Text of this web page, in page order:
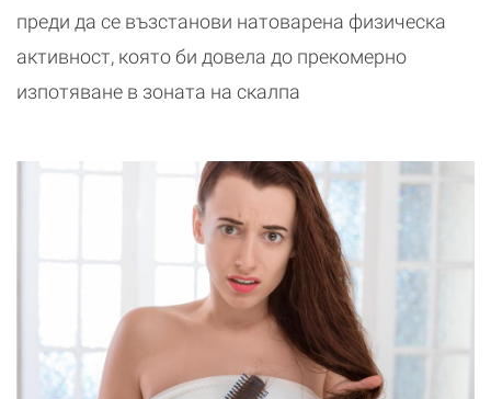
преди да се възстанови натоварена физическа
активност, която би довела до прекомерно
изпотяване в зоната на скалпа